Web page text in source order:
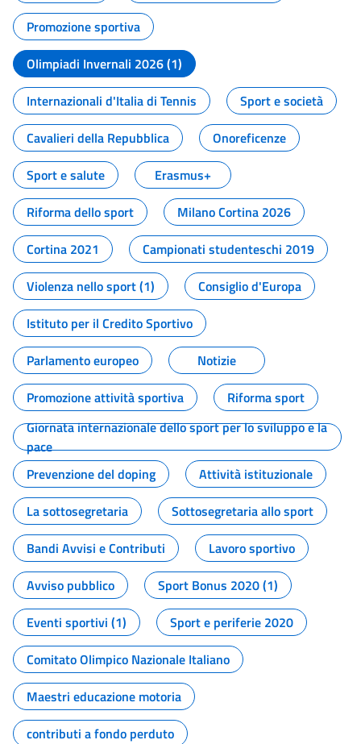
Promozione sportiva
Olimpiadi Invernali 2026 (1)
Internazionali d'Italia di Tennis
Sport e società
Cavalieri della Repubblica
Onoreficenze
Sport e salute
Erasmus+
Riforma dello sport
Milano Cortina 2026
Cortina 2021
Campionati studenteschi 2019
Violenza nello sport (1)
Consiglio d'Europa
Istituto per il Credito Sportivo
Parlamento europeo
Notizie
Promozione attività sportiva
Riforma sport
Giornata internazionale dello sport per lo sviluppo e la
pace
Prevenzione del doping
Attività istituzionale
La sottosegretaria
Sottosegretaria allo sport
Bandi Avvisi e Contributi
Lavoro sportivo
Avviso pubblico
Sport Bonus 2020 (1)
Eventi sportivi (1)
Sport e periferie 2020
Comitato Olimpico Nazionale Italiano
Maestri educazione motoria
contributi a fondo perduto